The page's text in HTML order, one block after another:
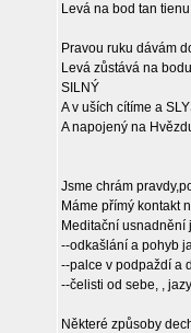
Levá na bod tan
Pravou ruku dávám
Levá zůstává na
SILNÝ
A v uších cítíme a
A napojený na
Jsme chrám
Máme přímý kontakt
Meditační usnadnění
--odkašlání a pohyb
--palce v podpaždí a
--čelisti od sebe, ,
Některé způsoby